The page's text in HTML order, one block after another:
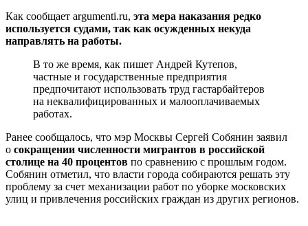
Как сообщает argumenti.ru, эта мера наказания редко
используется судами, так как осужденных некуда
направлять на работы.
В то же время, как пишет Андрей Кутепов,
частные и государственные предприятия
предпочитают использовать труд гастарбайтеров
на неквалифицированных и малооплачиваемых
работах.
Ранее сообщалось, что мэр Москвы Сергей Собянин заявил
о сокращении численности мигрантов в российской
столице на 40 процентов по сравнению с прошлым годом.
Собянин отметил, что власти города собираются решать эту
проблему за счет механизации работ по уборке московских
улиц и привлечения российских граждан из других регионов.